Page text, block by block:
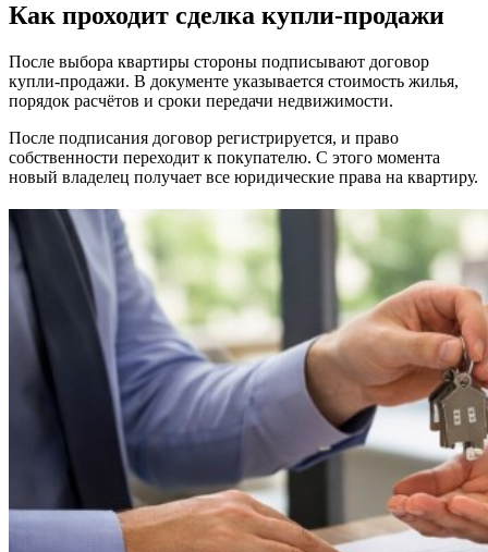
Как проходит сделка купли-продажи
После выбора квартиры стороны подписывают договор
купли-продажи. В документе указывается стоимость жилья,
порядок расчётов и сроки передачи недвижимости.
После подписания договор регистрируется, и право
собственности переходит к покупателю. С этого момента
новый владелец получает все юридические права на квартиру.